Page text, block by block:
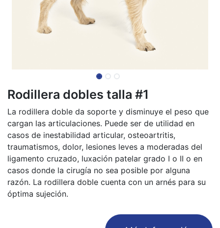
Rodillera dobles talla #1
La rodillera doble da soporte y disminuye el peso que
cargan las articulaciones. Puede ser de utilidad en
casos de inestabilidad articular, osteoartritis,
traumatismos, dolor, lesiones leves a moderadas del
ligamento cruzado, luxación patelar grado I o II o en
casos donde la cirugía no sea posible por alguna
razón. La rodillera doble cuenta con un arnés para su
óptima sujeción.